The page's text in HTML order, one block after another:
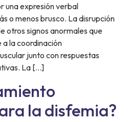
una expresión verbal
o menos brusco. La disrupción
otros signos anormales que
la coordinación
junto con respuestas
La […]
la disfemia?